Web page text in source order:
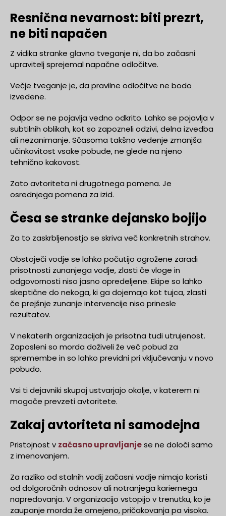
Resnična nevarnost: biti prezrt,
ne biti napačen
Z vidika stranke glavno tveganje ni, da bo začasni
upravitelj sprejemal napačne odločitve.
Večje tveganje je, da pravilne odločitve ne bodo
izvedene.
Odpor se ne pojavlja vedno odkrito. Lahko se pojavlja v
subtilnih oblikah, kot so zapozneli odzivi, delna izvedba
ali nezanimanje. Sčasoma takšno vedenje zmanjša
učinkovitost vsake pobude, ne glede na njeno
tehnično kakovost.
Zato avtoriteta ni drugotnega pomena. Je
osrednjega pomena za izid.
Česa se stranke dejansko bojijo
Za to zaskrbljenostjo se skriva več konkretnih strahov.
Obstoječi vodje se lahko počutijo ogrožene zaradi
prisotnosti zunanjega vodje, zlasti če vloge in
odgovornosti niso jasno opredeljene. Ekipe so lahko
skeptične do nekoga, ki ga dojemajo kot tujca, zlasti
če prejšnje zunanje intervencije niso prinesle
rezultatov.
V nekaterih organizacijah je prisotna tudi utrujenost.
Zaposleni so morda doživeli že več pobud za
spremembe in so lahko previdni pri vključevanju v novo
pobudo.
Vsi ti dejavniki skupaj ustvarjajo okolje, v katerem ni
mogoče prevzeti avtoritete.
Zakaj avtoriteta ni samodejna
Pristojnost v začasno upravljanjese ne določi samo
z imenovanjem.
Za razliko od stalnih vodij začasni vodje nimajo koristi
od dolgoročnih odnosov ali notranjega kariernega
napredovanja. V organizacijo vstopijo v trenutku, ko je
zaupanje morda že omejeno, pričakovanja pa visoka.